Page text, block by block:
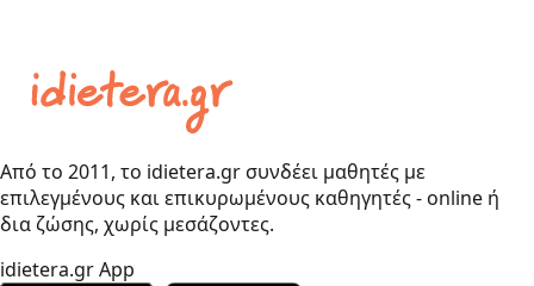
Από το 2011, το idietera.gr συνδέει μαθητές με
επιλεγμένους και επικυρωμένους καθηγητές - online ή
δια ζώσης, χωρίς μεσάζοντες.
idietera.gr App